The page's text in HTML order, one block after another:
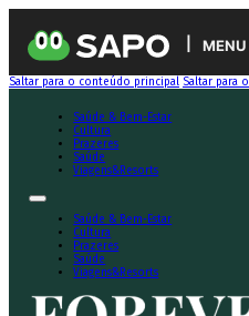
MENU
Saltar para o conteúdo principal Saltar para
Saúde & Bem-Estar
Cultura
Prazeres
Saúde
Viagens&Resorts
Saúde & Bem-Estar
Cultura
Prazeres
Saúde
Viagens&Resorts